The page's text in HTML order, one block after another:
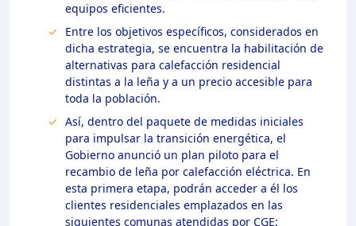
equipos eficientes.
Entre los objetivos específicos, considerados en
dicha estrategia, se encuentra la habilitación de
alternativas para calefacción residencial
distintas a la leña y a un precio accesible para
toda la población.
Así, dentro del paquete de medidas iniciales
para impulsar la transición energética, el
Gobierno anunció un plan piloto para el
recambio de leña por calefacción eléctrica. En
esta primera etapa, podrán acceder a él los
clientes residenciales emplazados en las
siguientes comunas atendidas por CGE: